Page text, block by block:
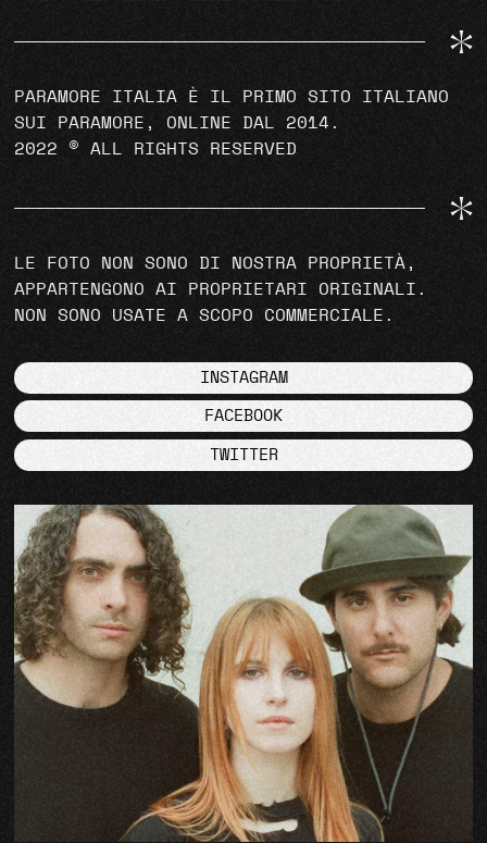
PARAMORE ITALIA È IL PRIMO SITO ITALIANO
SUI PARAMORE, ONLINE DAL 2014.
2022 © ALL RIGHTS RESERVED
LE FOTO NON SONO DI NOSTRA PROPRIETÀ,
APPARTENGONO AI PROPRIETARI ORIGINALI.
NON SONO USATE A SCOPO COMMERCIALE.
INSTAGRAM
FACEBOOK
TWITTER